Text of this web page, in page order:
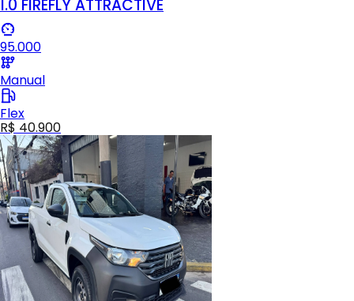
1.0 FIREFLY ATTRACTIVE
95.000
Manual
Flex
R$ 40.900